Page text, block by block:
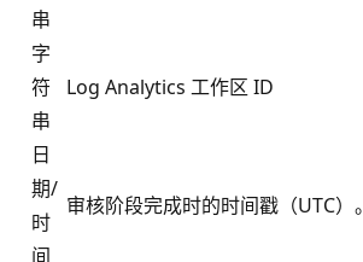
串
字
符
串
Log Analytics 工作区 ID
日
期/
时
间
审核阶段完成时的时间戳（UTC）。